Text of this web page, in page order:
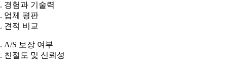
경험과 기술력
업체 평판
견적 비교
A/S 보장 여부
친절도 및 신뢰성